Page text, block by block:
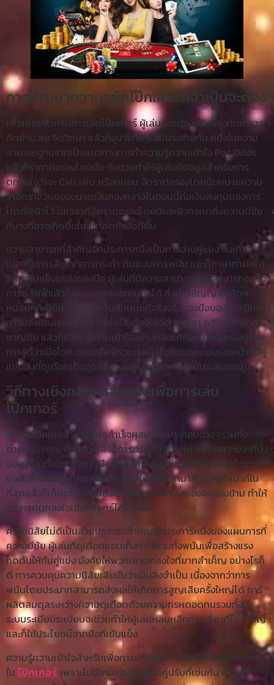
การพัฒนาความถนัดโป๊กเกอร์ที่จำเป็นจะต้อง
เพื่อเยี่ยมสำหรับการเล่นโป๊กเกอร์ ผู้เล่นควรต้องปรับปรุงทักษะการ
คิดคำนวณ จิตวิทยา แล้วก็อุบายที่ประสมประสานกัน หนึ่งในความ
สามารถฐานรากเป็นแนวทางการทำความรู้ความเข้าใจ Pot Odds
แล้วก็ราคาต่อรองโดยนัย ซึ่งช่วยทำให้ผู้เล่นมีข้อมูลสำหรับการ
ตกลงใจว่าจะ Call เพิ่ม หรือหมอบ อัตราต่อรองโดยนัยหมายความ
ว่าอัตราส่วนของขนาดเงินกองกลางในตอนนี้ต่อเงินลงทุนของการ
โทรที่พินิจไว้ ในเวลาที่อัตราต่อรองโดยนัยจะพิจารณาถึงความมีชัย
ที่บางทีอาจเกิดขึ้นในอนาคตถ้ามือดีขึ้น
ความสามารถที่สำคัญอีกประการหนึ่งเป็นการอ่านคู่แข่ง ซึ่งเกี่ยว
เนื่องกับการสังเกตการกระทำ ต้นแบบการพนัน และก็ภาษากายเพื่อ
วัดความแข็งแกร่งของมือ ผู้เล่นที่มีความสามารถชอบสามารถตรวจ
การบลัฟฟ์แล้วก็เจาะจงการบอกกล่าวได้ ซึ่งเป็นสัญญาณนิดๆ
หน่อยๆที่เปิดเผยให้มองเห็นลักษณะที่จริงจริงของมือของคู่ปรปักษ์
การบลัฟตนเองเป็นศิลป์ที่จำเป็นต้องใช้จังหวะเวลา ความกล้าหาญ
ชาญชัย แล้วก็ความรู้ความเข้าใจอย่างถ่องแท้ถึงแนวโน้มของคู่แข่ง
การรู้ดีว่าเมื่อใดควรจะบลัฟฟ์รวมทั้งเมื่อใดควรจะหมอบเจอหน้ากับคู่
แข่งขันที่ดุเดือดเป็นจุดแข็งของผู้เล่นโป๊กเกอร์ที่มีประสบการณ์
วิถีทางเชิงกลยุทธ์สำหรับเพื่อการเล่น
โป๊กเกอร์
วิธีการโป๊กเกอร์ที่บรรลุผลสำเร็จผสมส่วนประกอบต่างๆรวมทั้ง
ตำแหน่ง ความดุเดือด แล้วก็การปรับตัว ตำแหน่งหมายความว่าที่นั่ง
ของผู้เล่นที่ชมรมกับเจ้ามือ ซึ่งส่งผลเสียอย่างยิ่งต่อความแข็งแกร่ง
ของมือ การอยู่ในตำแหน่งชักช้าทำให้ผู้เล่นสามารถปฏิบัติหน้าที่ใน
ที่สุดแล้วก็เก็บรายละเอียดอื่นๆจากพฤติกรรมของฝั่งตรงข้าม ทำให้
สามารถตกลงใจเชิงกลยุทธ์ได้มากขึ้น
ความนิสัยไม่ดีเป็นส่วนประกอบสำคัญอีกประการหนึ่งของแผนการที่
ความมีชัย ผู้เล่นที่ดุเดือดชอบเก็งกำไรรวมทั้งพนันเพื่อสร้างแรง
กดดันให้กับคู่แข่ง บังคับให้พวกเขาตกลงใจที่ยากลำเค็ญ อย่างไรก็
ดี การควบคุมความนิสัยเสียนับว่าเป็นสิ่งจำเป็น เนื่องจากว่าการ
พนันโดยประมาทสามารถส่งผลให้เกิดการสูญเสียครั้งใหญ่ได้ การ
ผลิตสมดุลระหว่างความดุเดือดด้วยความทรหดอดทนรวมทั้งมี
ระบบระเบียบระเบียบจะช่วยทำให้ผู้เล่นหลบหลีกการเสี่ยงที่ไม่สำคัญ
และก็ใช้ประโยชน์จากมือที่เข้มแข็ง
ความรู้ความเข้าใจสำหรับเพื่อการปรับพฤติกรรมยังเป็นเรื่องจำเป็น
ใน โป๊กเกอร์ เพราะไม่มีเกมสองเกมหรือคู่ปรับที่เช่นกัน ผู้เล่นที่